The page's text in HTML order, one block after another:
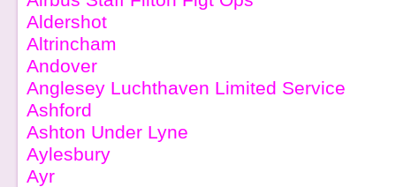
Aldershot
Altrincham
Andover
Anglesey Luchthaven Limited Service
Ashford
Ashton Under Lyne
Aylesbury
Ayr